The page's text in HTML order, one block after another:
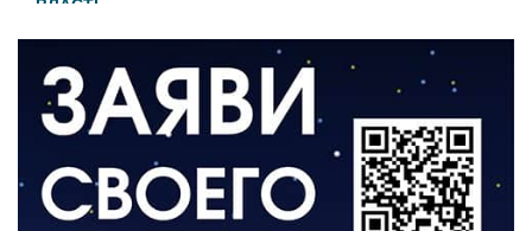
ВЛАСТЬ
В 2026 году установят 16 станций
водоподготовки в посёлках области
06.08.2026
ВЛАСТЬ
Новый учебный год и готовность к
отопительному сезону